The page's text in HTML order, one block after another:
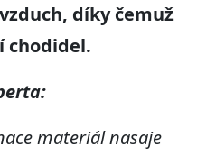
díky čemuž
chodidel.
materiál nasaje